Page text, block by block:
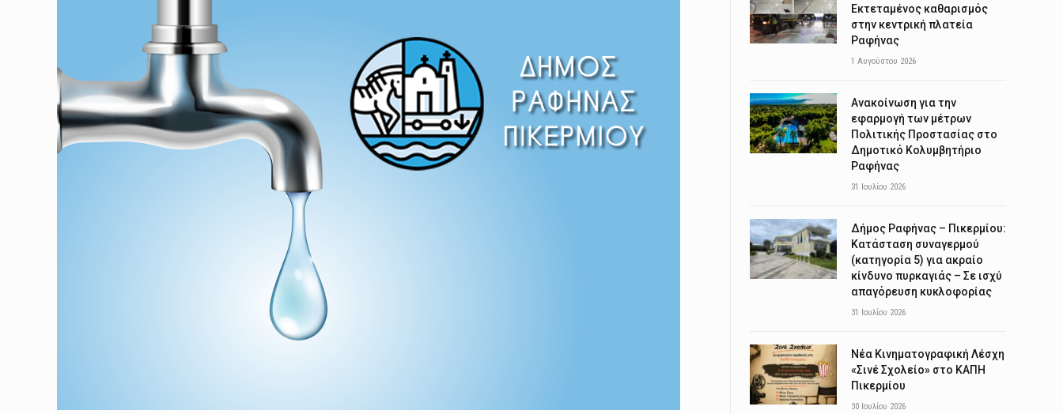
Εκτεταμένος καθαρισμός
στην κεντρική πλατεία
Ραφήνας
1 Αυγούστου 2026
Ανακοίνωση για την
εφαρμογή των μέτρων
Πολιτικής Προστασίας στο
Δημοτικό Κολυμβητήριο
Ραφήνας
31 Ιουλίου 2026
Δήμος Ραφήνας – Πικερμίου:
Κατάσταση συναγερμού
(κατηγορία 5) για ακραίο
κίνδυνο πυρκαγιάς – Σε ισχύ
απαγόρευση κυκλοφορίας
31 Ιουλίου 2026
Νέα Κινηματογραφική Λέσχη
«Σινέ Σχολείο» στο ΚΑΠΗ
Πικερμίου
30 Ιουλίου 2026